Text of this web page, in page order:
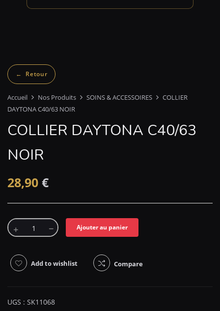
Accueil Nos Produits SOINS & ACCESSOIRES
COLLIER
DAYTONA C40/63 NOIR
COLLIER DAYTONA C40/63
NOIR
28,90 €
Ajouter au panier
Add to wishlist Compare
UGS : SK11068